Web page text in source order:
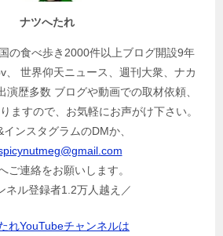
ナツへたれ
の食べ歩き2000件以上ブログ開設9年
、 世界仰天ニュース、週刊大衆、ナカ
演歴多数 ブログや動画での取材依頼、
ますので、お気軽にお声がけ下さい。
ンスタグラムのDMか、
ご連絡をお願いします。
ネル登録者1.2万人越え／
れYouTubeチャンネルは